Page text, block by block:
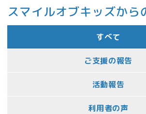
スマイルオブキッズから
すべて
ご支援の報告
活動報告
利用者の声